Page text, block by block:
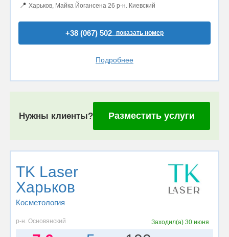
📍 Харьков, Майка Йогансена 26 р-н. Киевский
+38 (067) 502..показать номер
Подробнее
Нужны клиенты? Разместить услуги
TK Laser
Харьков
Косметология
р-н. Основянский Заходил(а)30 июня